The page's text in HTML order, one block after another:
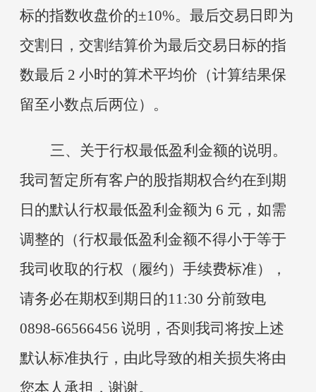
标的指数收盘价的±10%。最后交易日即为
交割日，交割结算价为最后交易日标的指
数最后 2 小时的算术平均价（计算结果保
留至小数点后两位）。
三、关于行权最低盈利金额的说明。
我司暂定所有客户的股指期权合约在到期
日的默认行权最低盈利金额为 6 元，如需
调整的（行权最低盈利金额不得小于等于
我司收取的行权（履约）手续费标准），
请务必在期权到期日的11:30 分前致电
0898-66566456 说明，否则我司将按上述
默认标准执行，由此导致的相关损失将由
您本人承担，谢谢。